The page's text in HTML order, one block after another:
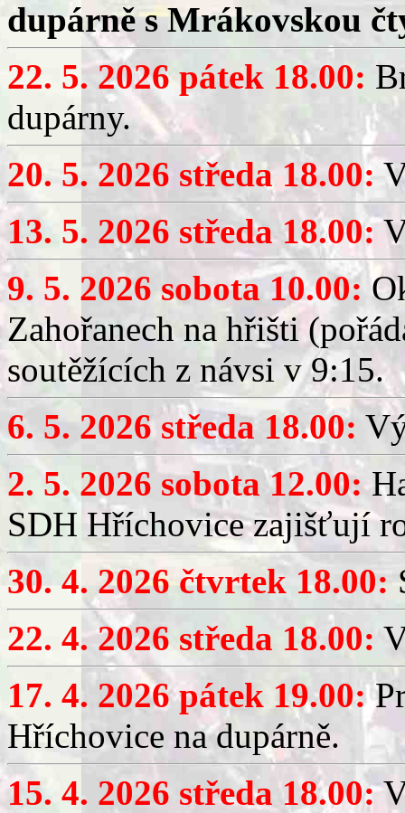
dupárně s Mrákovskou
22. 5. 2026 pátek 18.00:
dupárny.
20. 5. 2026 středa 18.00:
13. 5. 2026 středa 18.00:
9. 5. 2026 sobota 10.00:
Zahořanech na hřišti
soutěžících z návsi v 9:15.
6. 5. 2026 středa 18.00:
2. 5. 2026 sobota 12.00:
SDH Hříchovice zajišťují
30. 4. 2026 čtvrtek 18.00:
22. 4. 2026 středa 18.00:
17. 4. 2026 pátek 19.00:
Hříchovice na dupárně.
15. 4. 2026 středa 18.00: